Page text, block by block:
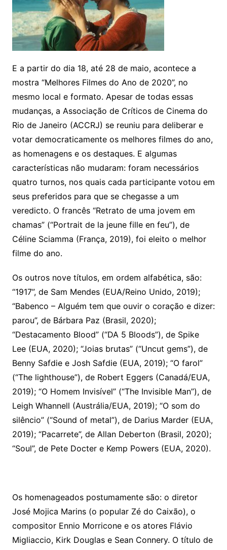
E a partir do dia 18, até 28 de maio, acontece a
mostra “Melhores Filmes do Ano de 2020”, no
mesmo local e formato. Apesar de todas essas
mudanças, a Associação de Críticos de Cinema do
Rio de Janeiro (ACCRJ) se reuniu para deliberar e
votar democraticamente os melhores filmes do ano,
as homenagens e os destaques. E algumas
características não mudaram: foram necessários
quatro turnos, nos quais cada participante votou em
seus preferidos para que se chegasse a um
veredicto. O francês “Retrato de uma jovem em
chamas” (“Portrait de la jeune fille en feu”), de
Céline Sciamma (França, 2019), foi eleito o melhor
filme do ano.
Os outros nove títulos, em ordem alfabética, são:
“1917”, de Sam Mendes (EUA/Reino Unido, 2019);
“Babenco – Alguém tem que ouvir o coração e dizer:
parou”, de Bárbara Paz (Brasil, 2020);
“Destacamento Blood” (“DA 5 Bloods”), de Spike
Lee (EUA, 2020); “Joias brutas” (“Uncut gems”), de
Benny Safdie e Josh Safdie (EUA, 2019); “O farol”
(“The lighthouse”), de Robert Eggers (Canadá/EUA,
2019); “O Homem Invisível” (“The Invisible Man”), de
Leigh Whannell (Austrália/EUA, 2019); “O som do
silêncio” (“Sound of metal”), de Darius Marder (EUA,
2019); “Pacarrete”, de Allan Deberton (Brasil, 2020);
“Soul”, de Pete Docter e Kemp Powers (EUA, 2020).
Os homenageados postumamente são: o diretor
José Mojica Marins (o popular Zé do Caixão), o
compositor Ennio Morricone e os atores Flávio
Migliaccio, Kirk Douglas e Sean Connery. O título de